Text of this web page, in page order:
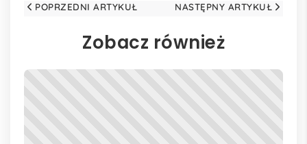
POPRZEDNI ARTYKUŁ NASTĘPNY ARTYKUŁ
Zobacz również